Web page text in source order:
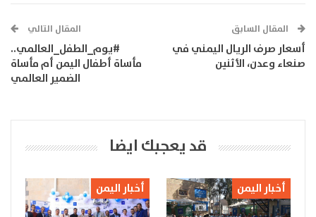
المقال السابق
أسعار صرف الريال اليمني في
صنعاء وعدن، الأثنين
المقال التالي
#يوم_الطفل_العالمي..
مأساة أطفال اليمن أم مأساة
الضمير العالمي
قد يعجبك ايضا
أخبار اليمن أخبار اليمن